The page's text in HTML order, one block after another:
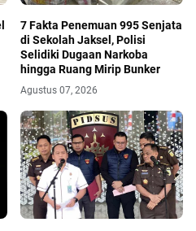
7 Fakta Penemuan 995 Senjata
di Sekolah Jaksel, Polisi
Selidiki Dugaan Narkoba
hingga Ruang Mirip Bunker
Agustus 07, 2026